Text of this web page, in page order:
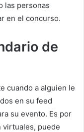
las personas
en el concurso.
de
cuando a alguien le
en su feed
su evento. Es por
virtuales, puede